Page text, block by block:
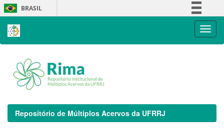
Skip
navigation
BRASIL
Repositório de Múltiplos Acervos da UFRRJ